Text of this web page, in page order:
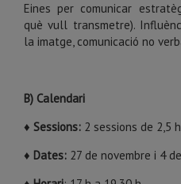
Eines per comunicar
què vull transmetre).
la imatge, comunicació no
B) Calendari
♦ Sessions: 2 sessions de 2,5
♦ Dates: 27 de novembre i 4